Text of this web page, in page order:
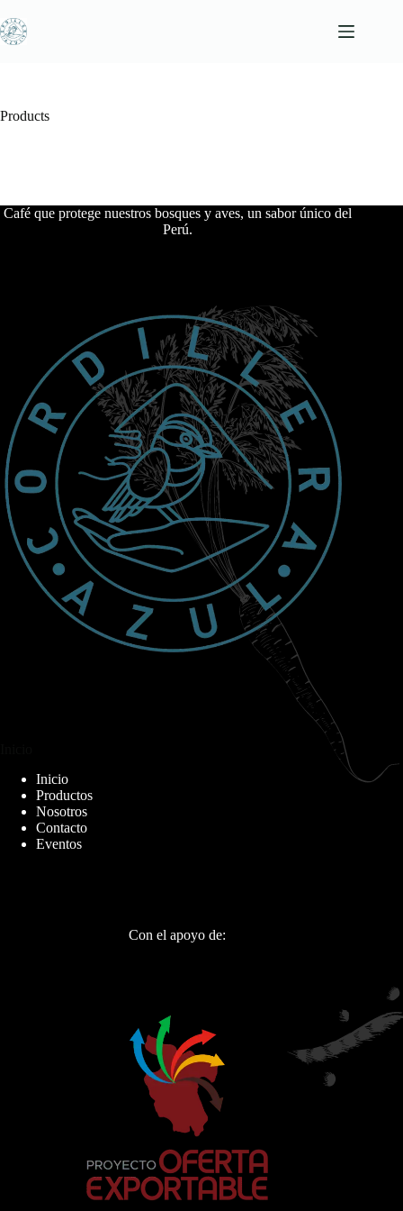
al
contenido
Products
Café que protege nuestros bosques y aves, un sabor único del
Perú.
Inicio
Productos
Nosotros
Contacto
Eventos
Con el apoyo de: